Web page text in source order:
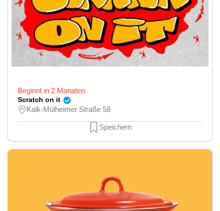
Beginnt in 2 Monaten
Scratch on it
Kalk-Mülheimer Straße 58
Speichern